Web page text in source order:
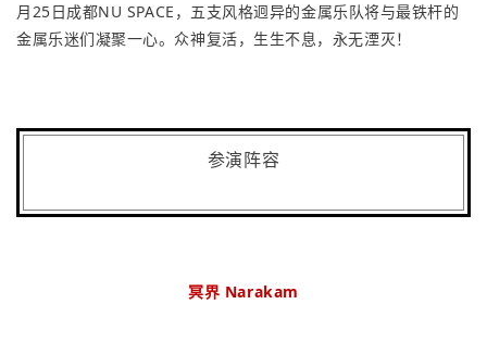
月25日成都NU SPACE，五支风格迥异的金属乐队将与最铁杆的
金属乐迷们凝聚一心。众神复活，生生不息，永无湮灭！
参演阵容
冥界 Narakam